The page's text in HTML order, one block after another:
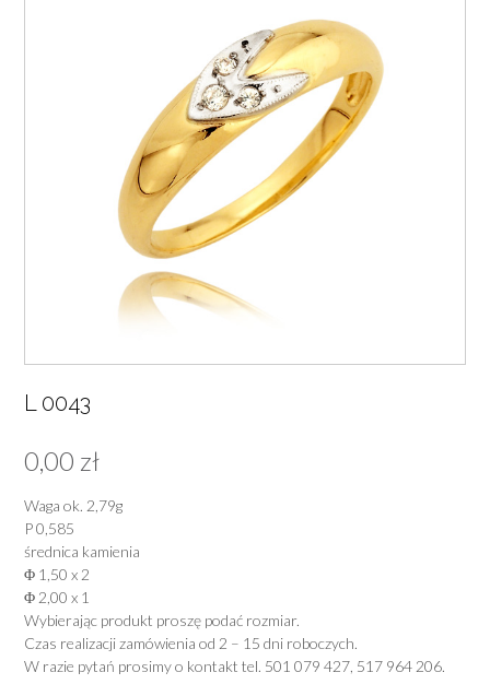
L 0043
0,00 zł
Waga ok. 2,79g
P 0,585
średnica kamienia
Φ 1,50 x 2
Φ 2,00 x 1
Wybierając produkt proszę podać rozmiar.
Czas realizacji zamówienia od 2 – 15 dni roboczych.
W razie pytań prosimy o kontakt tel. 501 079 427, 517 964 206.